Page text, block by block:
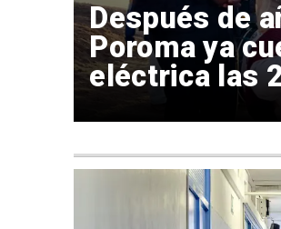
Después de
Poroma ya
eléctrica las